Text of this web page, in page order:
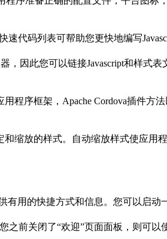
速代码列表可帮助您更快地编写
，因此您可以链接Javascript和样
程序框架，Apache Cordova插件
缩放的样式。自动缩放样式使应用
有用的快捷方式和信息。您可以启
之前关闭了“欢迎”页面面板，则可